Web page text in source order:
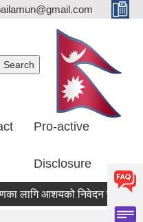
Pro-active
Disclosure
लागि आशयको निवेदन पेस गर्ने